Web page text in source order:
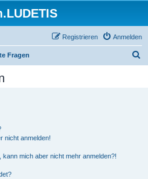
Anmelden
Registrieren
Fragen
nicht anmelden!
mich aber nicht mehr anmelden?!